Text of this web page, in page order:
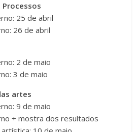
Processos
25 de abril
26 de abril
2 de maio
3 de maio
artes
9 de maio
+ mostra dos resultados